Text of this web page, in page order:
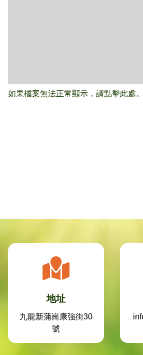
如果檔案無法正常顯示，請點擊此處。
地址
九龍新蒲崗康強街30
號